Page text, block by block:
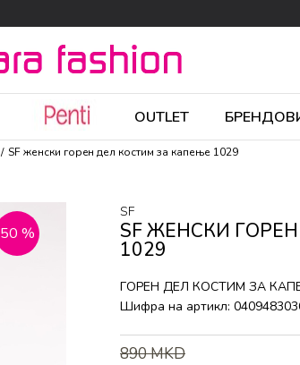
OUTLET
SF женски горeн дел костим за капење 1029
50 %
SF
SF ЖЕНСКИ
1029
ГОРEН ДЕЛ КОСТИМ ЗА
Шифра на артикл:
890MKD